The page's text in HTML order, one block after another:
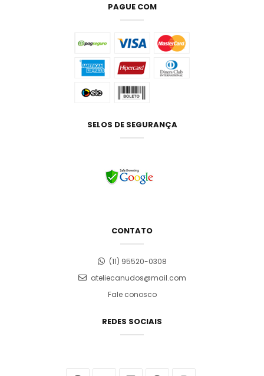
PAGUE COM
SELOS DE SEGURANÇA
CONTATO
(11) 95520-0308
ateliecanudos@mail.com
Fale conosco
REDES SOCIAIS